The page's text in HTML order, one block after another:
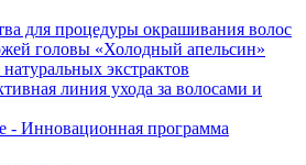
для процедуры окрашивания волос
головы «Холодный апельсин»
экстрактов
линия ухода за волосами и
- Инновационная программа